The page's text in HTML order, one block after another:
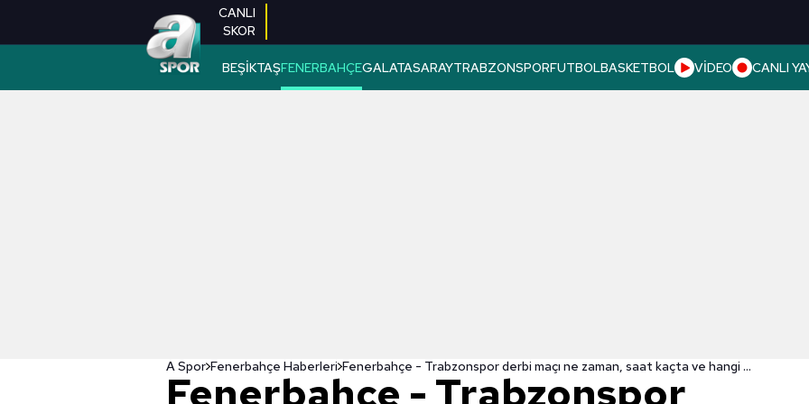
CANLI
SKOR
BEŞİKTAŞFENERBAHÇEGALATASARAYTRABZONSPORFUTBOLBASKETBOL VİDEO CANLI
A Spor Fenerbahçe Haberleri Fenerbahçe - Trabzonspor derbi maçı ne zaman, saat kaçta ve hangi kanalda? | Süper Lig
Fenerbahçe - Trabzonspor